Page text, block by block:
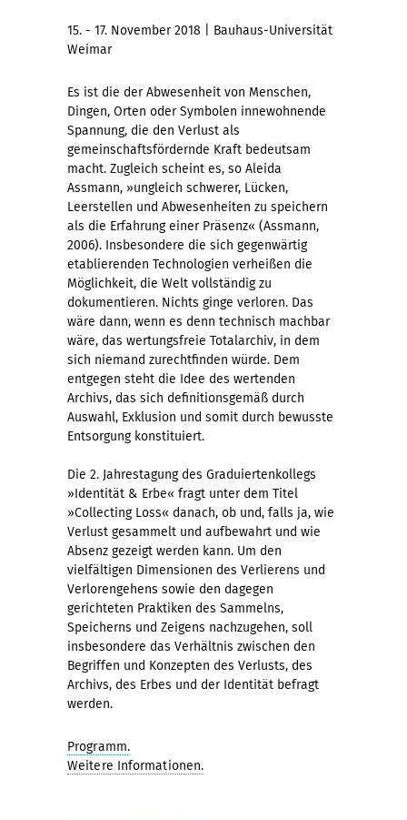
15. - 17. November 2018 | Bauhaus-Universität
Weimar
Es ist die der Abwesenheit von Menschen,
Dingen, Orten oder Symbolen innewohnende
Spannung, die den Verlust als
gemeinschaftsfördernde Kraft bedeutsam
macht. Zugleich scheint es, so Aleida
Assmann, »ungleich schwerer, Lücken,
Leerstellen und Abwesenheiten zu speichern
als die Erfahrung einer Präsenz« (Assmann,
2006). Insbesondere die sich gegenwärtig
etablierenden Technologien verheißen die
Möglichkeit, die Welt vollständig zu
dokumentieren. Nichts ginge verloren. Das
wäre dann, wenn es denn technisch machbar
wäre, das wertungsfreie Totalarchiv, in dem
sich niemand zurechtfinden würde. Dem
entgegen steht die Idee des wertenden
Archivs, das sich definitionsgemäß durch
Auswahl, Exklusion und somit durch bewusste
Entsorgung konstituiert.
Die 2. Jahrestagung des Graduiertenkollegs
»Identität & Erbe« fragt unter dem Titel
»Collecting Loss« danach, ob und, falls ja, wie
Verlust gesammelt und aufbewahrt und wie
Absenz gezeigt werden kann. Um den
vielfältigen Dimensionen des Verlierens und
Verlorengehens sowie den dagegen
gerichteten Praktiken des Sammelns,
Speicherns und Zeigens nachzugehen, soll
insbesondere das Verhältnis zwischen den
Begriffen und Konzepten des Verlusts, des
Archivs, des Erbes und der Identität befragt
werden.
Programm.
Weitere Informationen.